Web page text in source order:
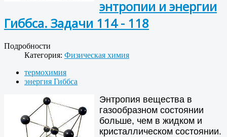
энтропии и энергии
Гиббса. Задачи 114 - 118
Подробности
Категория: Физическая химия
термохимия
энергия Гиббса
Энтропия вещества в
газообразном состоянии
больше, чем в жидком и
кристаллическом состоянии.